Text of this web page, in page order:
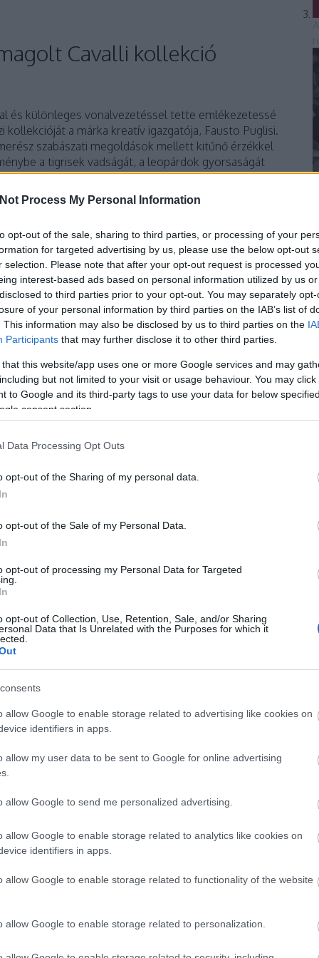
Process My Personal Information
opt-out of the sale, sharing to third parties, or processing of your
for targeted advertising by us, please use the below opt-out
selection. Please note that after your opt-out request is processed
interest-based ads based on personal information utilized by us
to third parties prior to your opt-out. You may separately
of your personal information by third parties on the IAB’s list of
This information may also be disclosed by us to third parties on the
Participants that may further disclose it to other third parties.
that this website/app uses one or more Google services and may
but not limited to your visit or usage behaviour. You may
to Google and its third-party tags to use your data for below
consent section.
Data Processing Opt Outs
opt-out of the Sharing of my personal data.
opt-out of the Sale of my Personal Data.
opt-out of processing my Personal Data for Targeted
opt-out of Collection, Use, Retention, Sale, and/or Sharing
Data that Is Unrelated with the Purposes for which it
allow Google to enable storage related to advertising like cookies on
identifiers in apps.
allow my user data to be sent to Google for online advertising
allow Google to send me personalized advertising.
allow Google to enable storage related to analytics like cookies on
identifiers in apps.
allow Google to enable storage related to functionality of the website
allow Google to enable storage related to personalization.
Cavalli kollekció
és különleges vonalvezetéssel tette emlékezetessé
kollekcióját a márka kreatív igazgatója, Fausto Puglisi.
szabászati megoldások mellett kitűnő érzékkel
a tigrisek vadságát, a leopárdok gyorsaságát
TOVÁBB
Szólj hozzá!
street style állatminta 2021 Italian
Roberto Cavalli
Cavalli ready-to-wear Fausto Puglisi
az ifjabb Cavallitól
a világhírű divattervező, Roberto Cavalli és Eva
Robert Cavalli, akár csak az édesapja, a
2020 selyem street style fall bársony menswear
Roberto Cavalli Robert Cavalli Eva Cavalli Triple RRR
és tetkóruhák Roberto
és magasabb szintre emelte 2019-ben a
olasz márka kreatív igazgatója, Paul Surridge a
a kényelem és a bujaság égisze alatt keltette